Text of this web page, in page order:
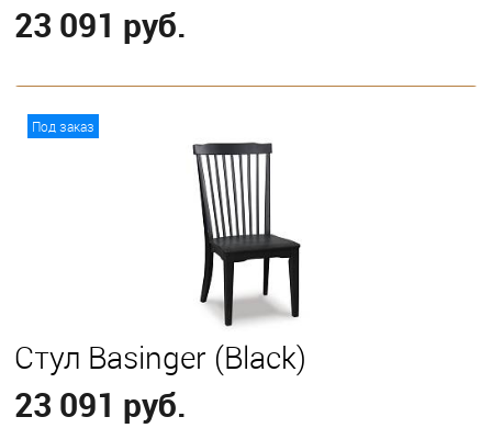
23 091 руб.
Под заказ
Стул Basinger (Black)
23 091 руб.